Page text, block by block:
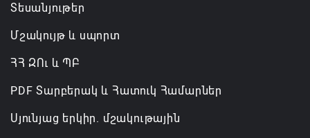
Տեսանյութեր
Մշակույթ և սպորտ
ՀՀ ԶՈւ և ՊԲ
PDF Տարբերակ և Հատուկ Համարներ
Սյունյաց երկիր. մշակութային